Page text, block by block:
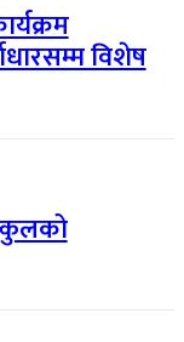
विशेष